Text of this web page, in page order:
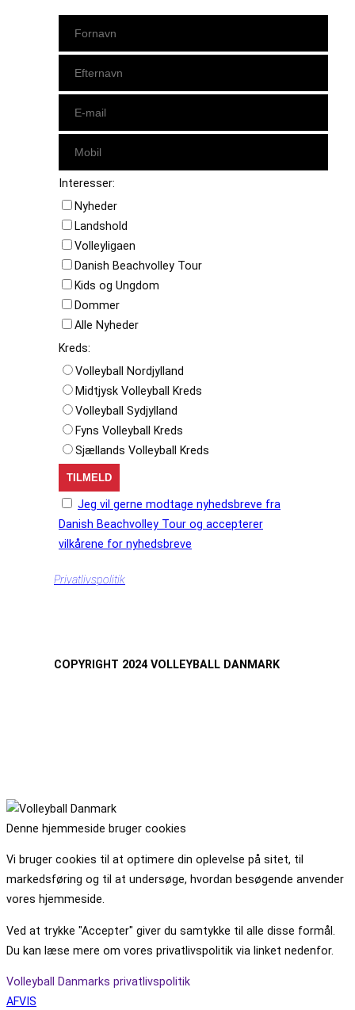
Interesser:
Nyheder
Landshold
Volleyligaen
Danish Beachvolley Tour
Kids og Ungdom
Dommer
Alle Nyheder
Kreds:
Volleyball Nordjylland
Midtjysk Volleyball Kreds
Volleyball Sydjylland
Fyns Volleyball Kreds
Sjællands Volleyball Kreds
Jeg vil gerne modtage nyhedsbreve fra
Danish Beachvolley Tour og accepterer
vilkårene for nyhedsbreve
Privatlivspolitik
COPYRIGHT 2024 VOLLEYBALL DANMARK
Denne hjemmeside bruger cookies
Vi bruger cookies til at optimere din oplevelse på sitet, til
markedsføring og til at undersøge, hvordan besøgende anvender
vores hjemmeside.
Ved at trykke "Accepter" giver du samtykke til alle disse formål.
Du kan læse mere om vores privatlivspolitik via linket nedenfor.
Volleyball Danmarks privatlivspolitik
AFVIS